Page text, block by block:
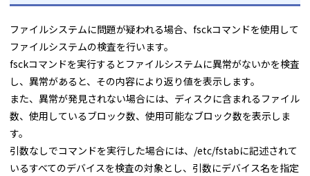
ファイルシステムに問題が疑われる場合、fsckコマンドを使用して
ファイルシステムの検査を行います。
fsckコマンドを実行するとファイルシステムに異常がないかを検査
し、異常があると、その内容により返り値を表示します。
また、異常が発見されない場合には、ディスクに含まれるファイル
数、使用しているブロック数、使用可能なブロック数を表示しま
す。
引数なしでコマンドを実行した場合には、/etc/fstabに記述されて
いるすべてのデバイスを検査の対象とし、引数にデバイス名を指定